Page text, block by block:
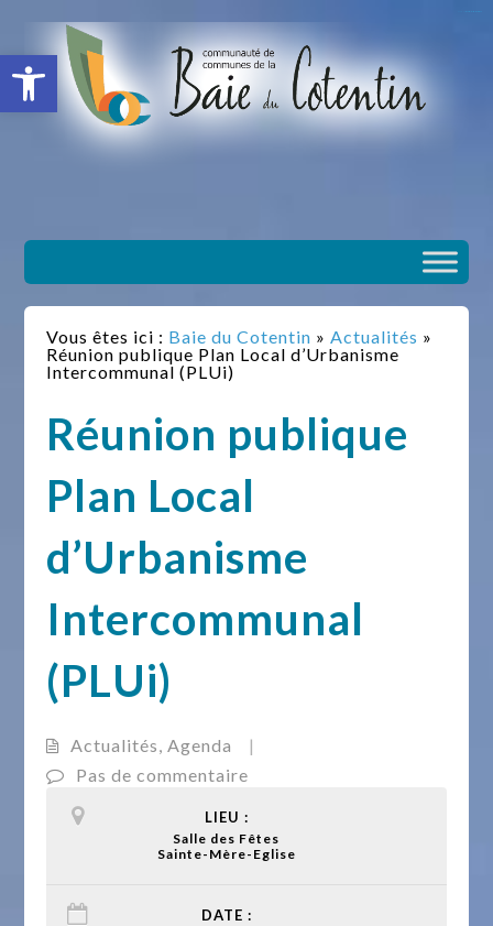
Ouvrir la barre d’outils
Vous êtes ici : Baie du Cotentin »Actualités »
Réunion publique Plan Local d’Urbanisme
Intercommunal (PLUi)
Réunion publique
Plan Local
d’Urbanisme
Intercommunal
(PLUi)
Actualités,Agenda
|
Pas de commentaire
LIEU :
Salle des Fêtes
Sainte-Mère-Eglise
DATE :